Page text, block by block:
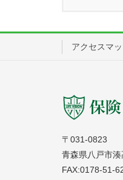
アクセスマ
〒031-0823
青森県八戸市
FAX:0178-51-